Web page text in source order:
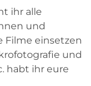
ihr alle
und
Filme einsetzen
und
habt ihr eure